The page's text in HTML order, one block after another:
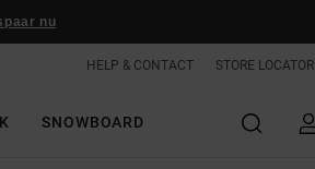
nu
HELP & CONTACT STORE LOCATOR
SNOWBOARD